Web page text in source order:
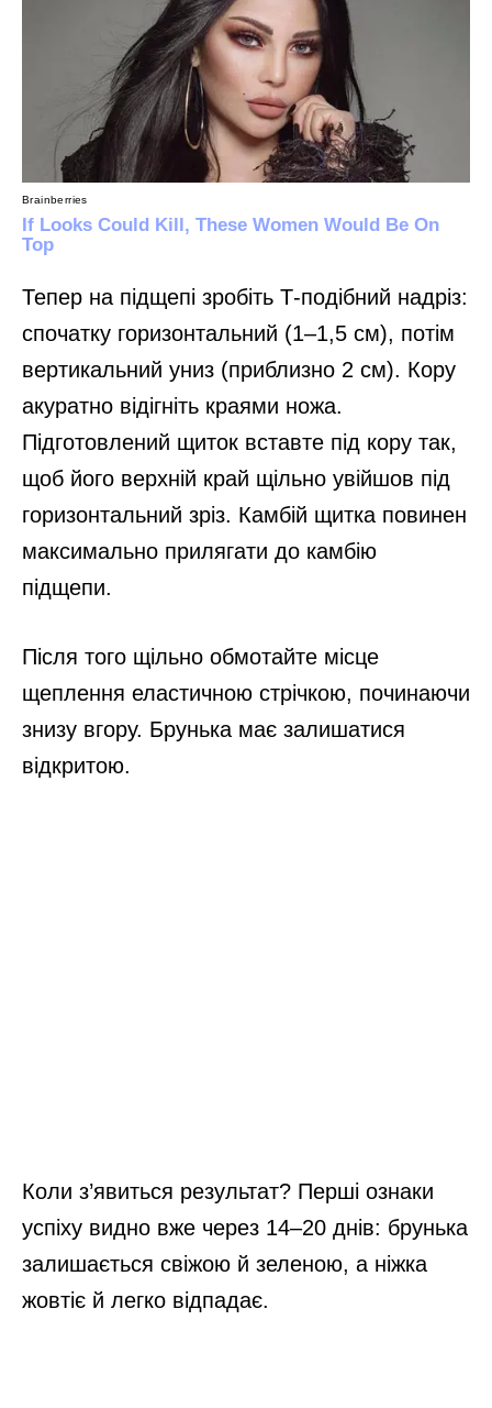
Тепер на підщепі зробіть Т-подібний надріз:
спочатку горизонтальний (1–1,5 см), потім
вертикальний униз (приблизно 2 см). Кору
акуратно відігніть краями ножа.
Підготовлений щиток вставте під кору так,
щоб його верхній край щільно увійшов під
горизонтальний зріз. Камбій щитка повинен
максимально прилягати до камбію
підщепи.
Після того щільно обмотайте місце
щеплення еластичною стрічкою, починаючи
знизу вгору. Брунька має залишатися
відкритою.
Коли з’явиться результат? Перші ознаки
успіху видно вже через 14–20 днів: брунька
залишається свіжою й зеленою, а ніжка
жовтіє й легко відпадає.